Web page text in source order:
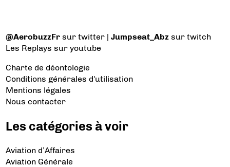
@AerobuzzFr sur twitter |Jumpseat_Abz sur twitch
Les Replays sur youtube
Charte de déontologie
Conditions générales d'utilisation
Mentions légales
Nous contacter
Les catégories à voir
Aviation d’Affaires
Aviation Générale